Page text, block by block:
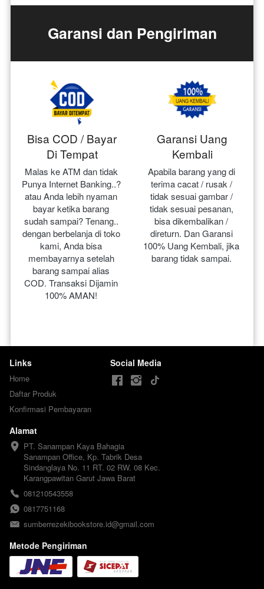
Garansi dan Pengiriman
Bisa COD / Bayar
Di Tempat
Malas ke ATM dan tidak
Punya Internet Banking..?
atau Anda lebih nyaman
bayar ketika barang
sudah sampai? Tenang..
dengan berbelanja di toko
kami, Anda bisa
membayarnya setelah
barang sampai alias
COD. Transaksi Dijamin
100% AMAN!
Garansi Uang
Kembali
Apabila barang yang di
terima cacat / rusak /
tidak sesuai gambar /
tidak sesuai pesanan,
bisa dikembalikan /
direturn. Dan Garansi
100% Uang Kembali, jika
barang tidak sampai.
Links
Home
Daftar Produk
Konfirmasi Pembayaran
Social Media
Alamat
PT. Sanampan Kaya Bahagia
Sanampan Office, Kp. Tabrik Desa
Sindanglaya No. 11 RT. 02 RW. 08 Kec.
Karangpawitan Garut Jawa Barat
081210543558
0817751168
sumberrezekibookstore.id@gmail.com
Metode Pengiriman